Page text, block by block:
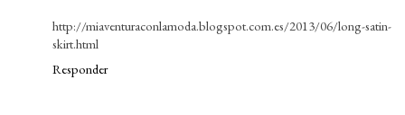
http://miaventuraconlamoda.blogspot.com.es/2013/06/long-satin-
skirt.html
Responder